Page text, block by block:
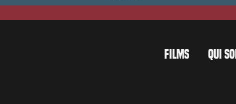
FILMS QUI